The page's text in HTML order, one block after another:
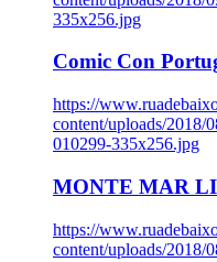
335x256.jpg
Comic Con
https://
content/uploads/2018/
010299-335x256.jpg
MONTE MAR
https://
content/uploads/2018/